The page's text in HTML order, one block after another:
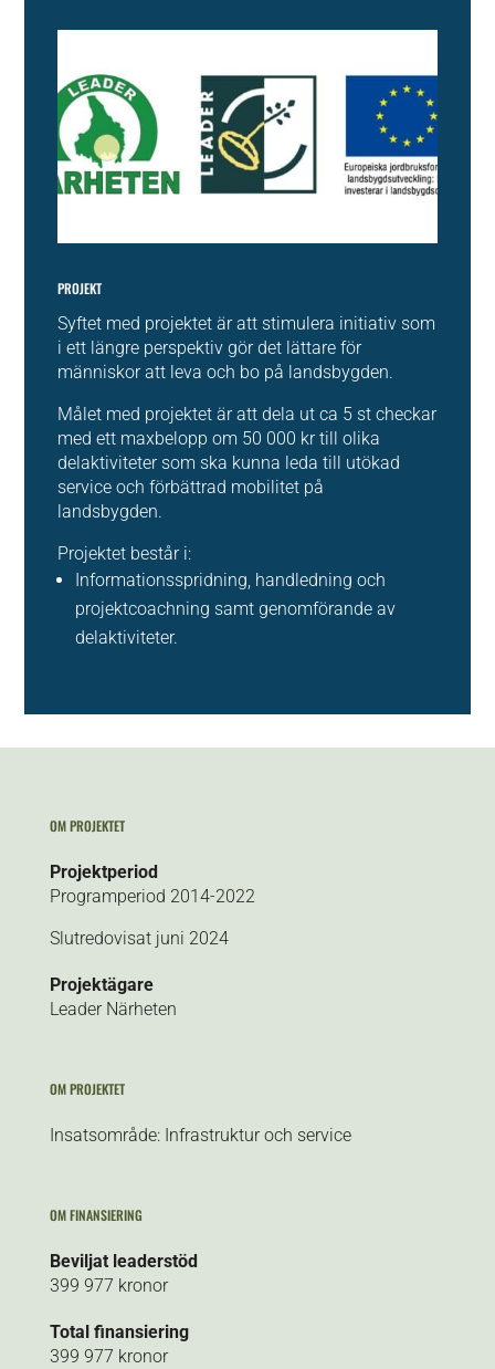
PROJEKT
Syftet med projektet är att stimulera initiativ som
i ett längre perspektiv gör det lättare för
människor att leva och bo på landsbygden.
Målet med projektet är att dela ut ca 5 st checkar
med ett maxbelopp om 50 000 kr till olika
delaktiviteter som ska kunna leda till utökad
service och förbättrad mobilitet på
landsbygden.
Projektet består i:
Informationsspridning, handledning och
projektcoachning samt genomförande av
delaktiviteter.
OM PROJEKTET
Projektperiod
Programperiod 2014-2022
Slutredovisat juni 2024
Projektägare
Leader Närheten
OM PROJEKTET
Insatsområde: Infrastruktur och service
OM FINANSIERING
Beviljat leaderstöd
399 977 kronor
Total finansiering
399 977 kronor